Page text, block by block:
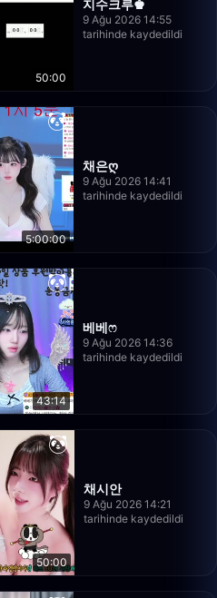
50:00
지수크루♚
9 Ağu 2026 14:55
tarihinde kaydedildi
5:00:00
채은ღ
9 Ağu 2026 14:41
tarihinde kaydedildi
43:14
베베ෆ
9 Ağu 2026 14:36
tarihinde kaydedildi
50:00
채시안
9 Ağu 2026 14:21
tarihinde kaydedildi